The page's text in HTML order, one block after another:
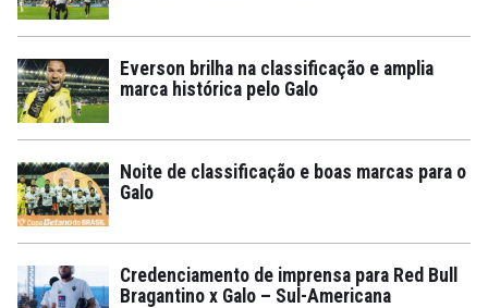
Everson brilha na classificação e amplia
marca histórica pelo Galo
Noite de classificação e boas marcas para o
Galo
Credenciamento de imprensa para Red Bull
Bragantino x Galo – Sul-Americana